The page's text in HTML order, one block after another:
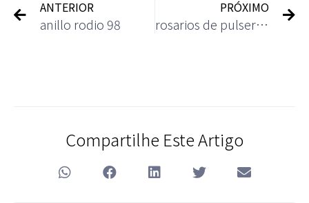
ANTERIOR
anillo rodio 98
PRÓXIMO
rosarios de pulsera 66
Compartilhe Este Artigo